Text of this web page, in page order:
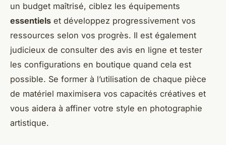
un budget maîtrisé, ciblez les équipements
essentiels et développez progressivement vos
ressources selon vos progrès. Il est également
judicieux de consulter des avis en ligne et tester
les configurations en boutique quand cela est
possible. Se former à l’utilisation de chaque pièce
de matériel maximisera vos capacités créatives et
vous aidera à affiner votre style en photographie
artistique.